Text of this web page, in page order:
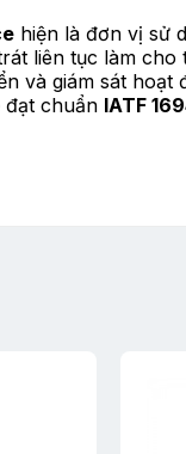
hiện là đơn vị sử
liên tục làm cho
và giám sát hoạt
đạt chuẩn IATF